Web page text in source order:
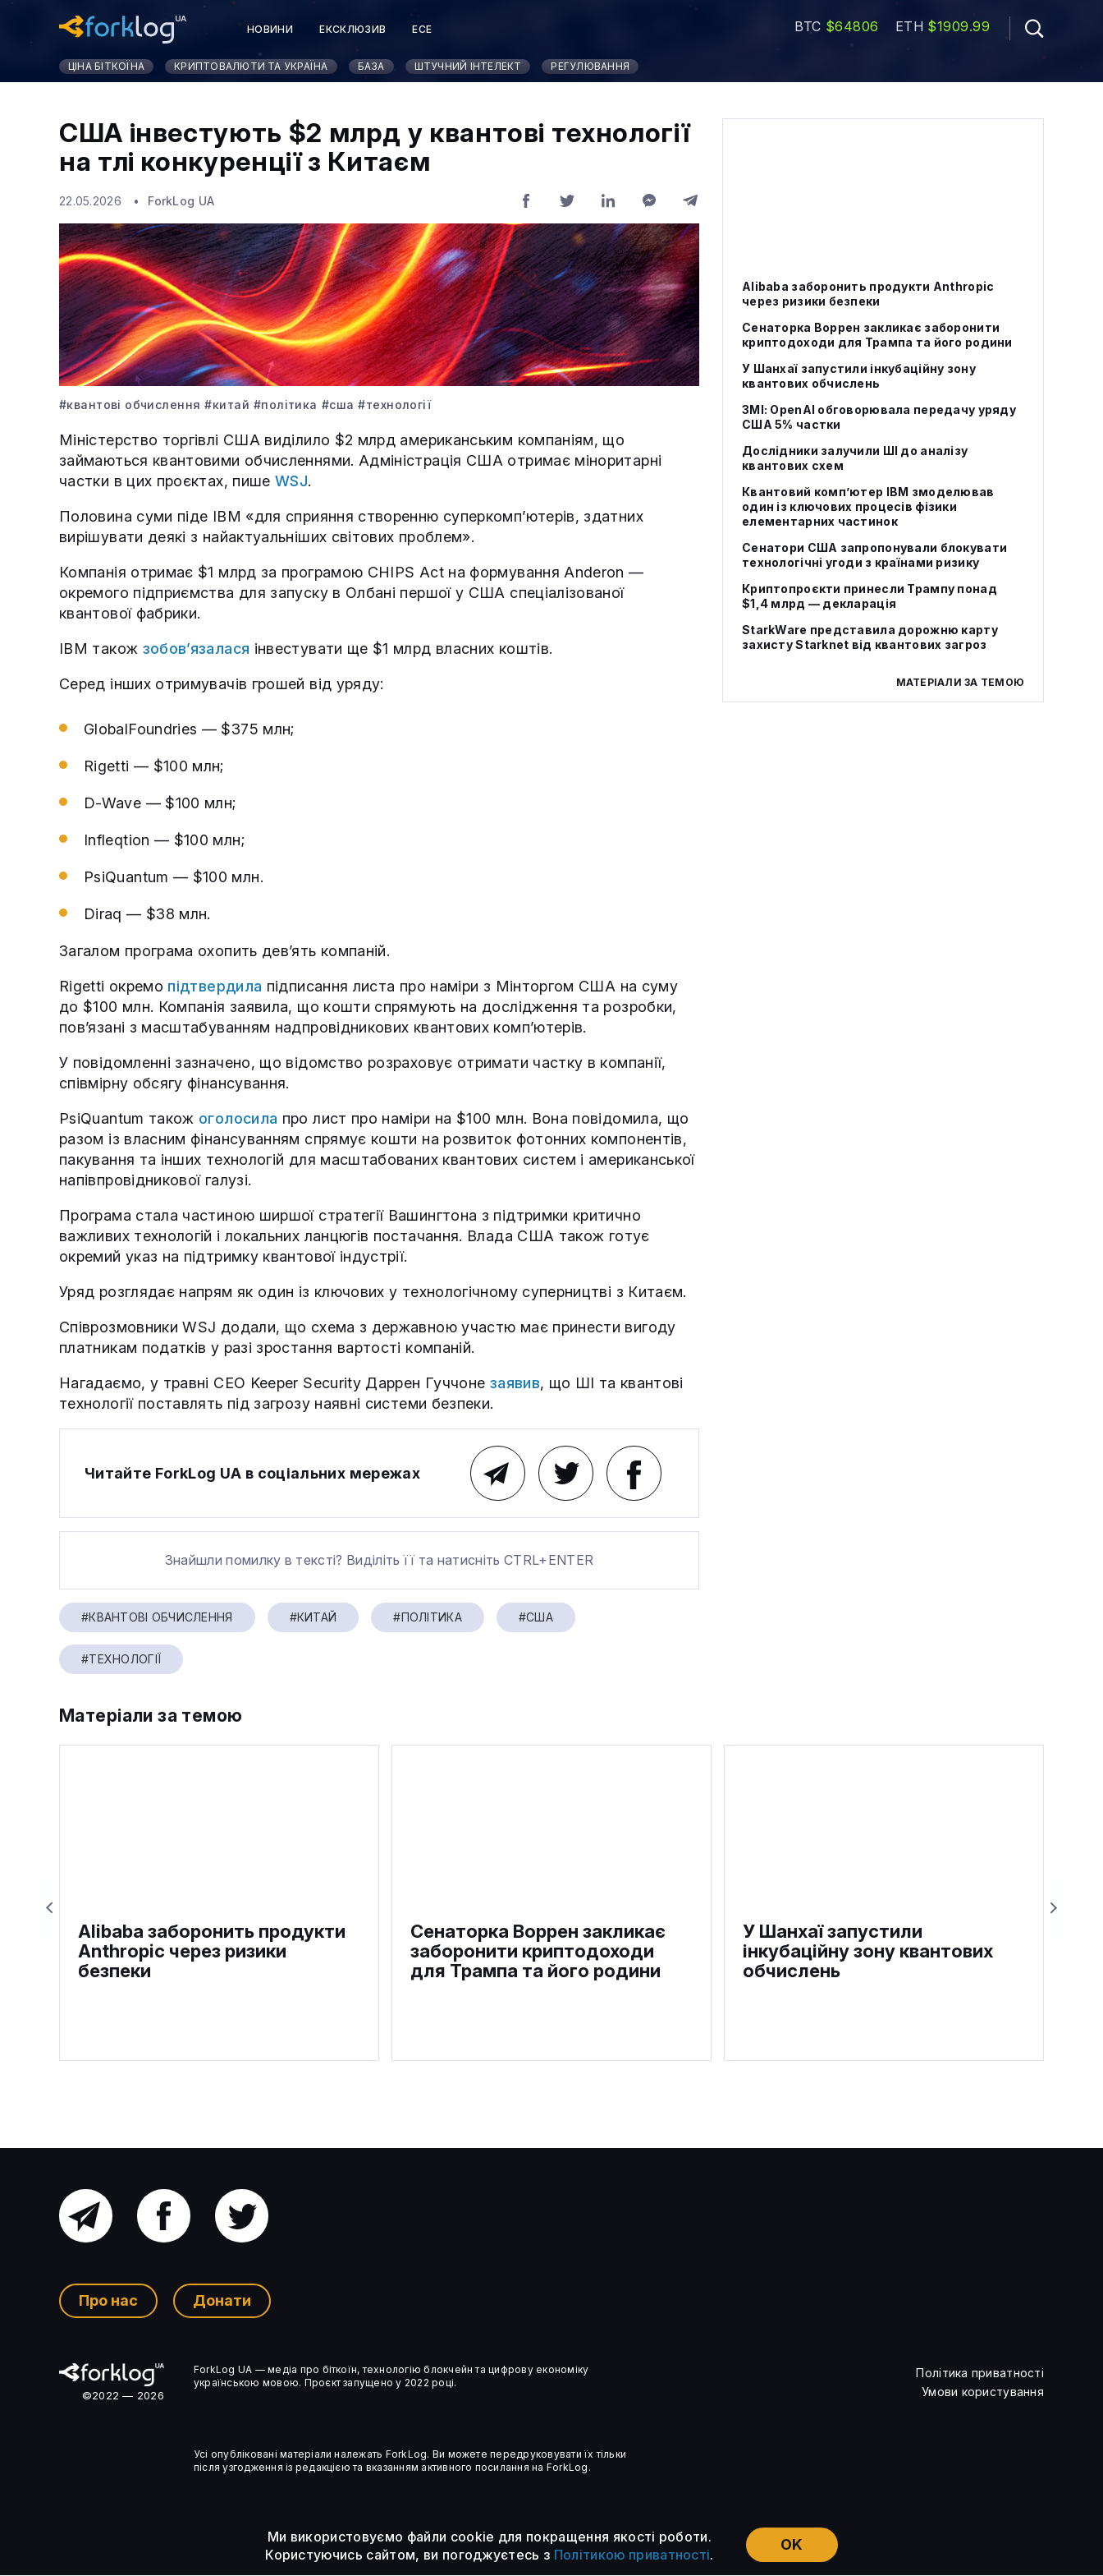
НОВИНИ ЕКСКЛЮЗИВ
ЕСЕ
BTC $64806 ETH $1909.99
ЦІНА БІТКОЇНА КРИПТОВАЛЮТИ ТА УКРАЇНА БАЗА ШТУЧНИЙ ІНТЕЛЕКТ РЕГУЛЮВАННЯ
Alibaba заборонить продукти Anthropic
через ризики безпеки
Сенаторка Воррен закликає заборонити
криптодоходи для Трампа та його родини
У Шанхаї запустили інкубаційну зону
квантових обчислень
ЗМІ: OpenAI обговорювала передачу уряду
США 5% частки
Дослідники залучили ШІ до аналізу
квантових схем
Квантовий комп’ютер IBM змоделював
один із ключових процесів фізики
елементарних частинок
Сенатори США запропонували блокувати
технологічні угоди з країнами ризику
Криптопроєкти принесли Трампу понад
$1,4 млрд — декларація
StarkWare представила дорожню карту
захисту Starknet від квантових загроз
МАТЕРІАЛИ ЗА ТЕМОЮ
США інвестують $2 млрд у квантові технології
на тлі конкуренції з Китаєм
22.05.2026 ForkLog UA
#квантові обчислення #китай #політика #сша #технології
Міністерство торгівлі США виділило $2 млрд американським компаніям, що
займаються квантовими обчисленнями. Адміністрація США отримає міноритарні
частки в цих проєктах, пишеWSJ.
Половина суми піде IBM «для сприяння створенню суперкомп’ютерів, здатних
вирішувати деякі з найактуальніших світових проблем».
Компанія отримає $1 млрд за програмою CHIPS Act на формування Anderon —
окремого підприємства для запуску в Олбані першої у США спеціалізованої
квантової фабрики.
IBM також зобов’язалася інвестувати ще $1 млрд власних коштів.
Серед інших отримувачів грошей від уряду:
GlobalFoundries — $375 млн;
Rigetti — $100 млн;
D-Wave — $100 млн;
Infleqtion — $100 млн;
PsiQuantum — $100 млн.
Diraq — $38 млн.
Загалом програма охопить дев’ять компаній.
Rigetti окремо підтвердила підписання листа про наміри з Мінторгом США на суму
до $100 млн. Компанія заявила, що кошти спрямують на дослідження та розробки,
пов’язані з масштабуванням надпровідникових квантових комп’ютерів.
У повідомленні зазначено, що відомство розраховує отримати частку в компанії,
співмірну обсягу фінансування.
PsiQuantum також оголосила про лист про наміри на $100 млн. Вона повідомила, що
разом із власним фінансуванням спрямує кошти на розвиток фотонних компонентів,
пакування та інших технологій для масштабованих квантових систем і американської
напівпровідникової галузі.
Програма стала частиною ширшої стратегії Вашингтона з підтримки критично
важливих технологій і локальних ланцюгів постачання. Влада США також готує
окремий указ на підтримку квантової індустрії.
Уряд розглядає напрям як один із ключових у технологічному суперництві з Китаєм.
Співрозмовники WSJ додали, що схема з державною участю має принести вигоду
платникам податків у разі зростання вартості компаній.
Нагадаємо, у травні CEO Keeper Security Даррен Гуччоне заявив, що ШІ та квантові
технології поставлять під загрозу наявні системи безпеки.
Читайте ForkLog UA в соціальних мережах
Знайшли помилку в тексті? Виділіть її та натисніть CTRL+ENTER
#КВАНТОВІ ОБЧИСЛЕННЯ #КИТАЙ #ПОЛІТИКА #США
#ТЕХНОЛОГІЇ
Матеріали за темою
Alibaba заборонить продукти
Anthropic через ризики
безпеки
Сенаторка Воррен закликає
заборонити криптодоходи
для Трампа та його родини
У Шанхаї запустили
інкубаційну зону квантових
обчислень
частки
Головний
Ком’юніті-
чат
Facebook
Про нас Донати
©2022 — 2026
ForkLog UA — медіа про біткоїн, технологію блокчейн та цифрову економіку
українською мовою. Проєкт запущено у 2022 році.
Політика приватності
Умови користування
Усі опубліковані матеріали належать ForkLog. Ви можете передруковувати їх тільки
після узгодження із редакцією та вказанням активного посилання на ForkLog.
Ми використовуємо файли cookie для покращення якості роботи.
Користуючись сайтом, ви погоджуєтесь з Політикою приватності.
OK